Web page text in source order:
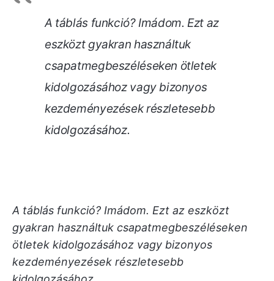
A táblás funkció? Imádom. Ezt az
eszközt gyakran használtuk
csapatmegbeszéléseken ötletek
kidolgozásához vagy bizonyos
kezdeményezések részletesebb
kidolgozásához.
A táblás funkció? Imádom. Ezt az eszközt
gyakran használtuk csapatmegbeszéléseken
ötletek kidolgozásához vagy bizonyos
kezdeményezések részletesebb